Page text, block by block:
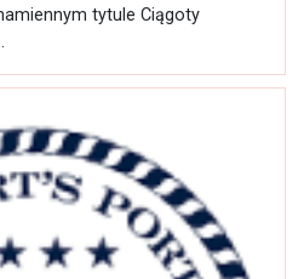
tytule Ciągoty